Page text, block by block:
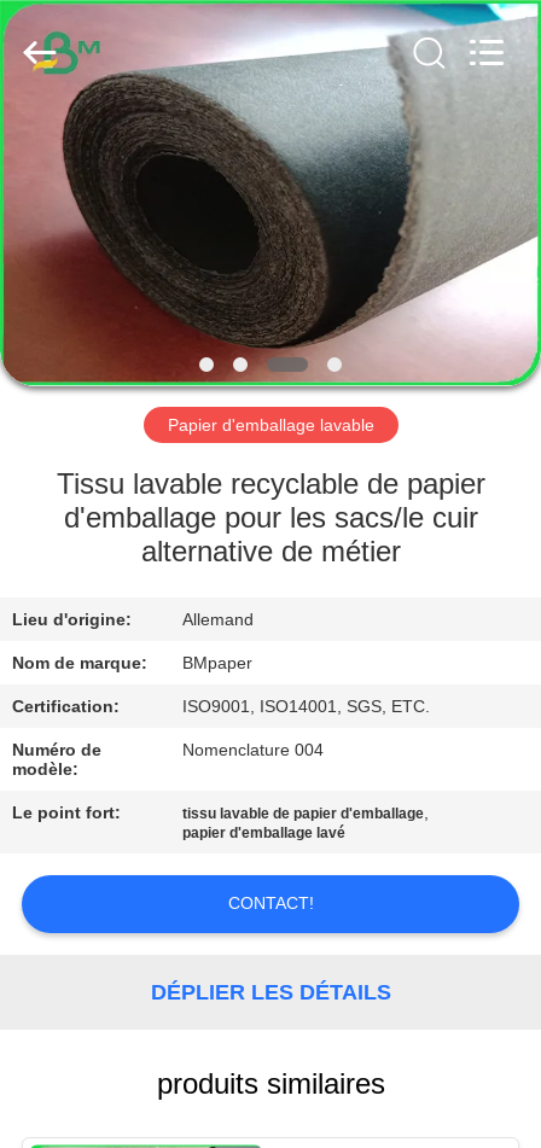
MAISON
PRODUITS
DE
NOUS
VISITE
D'USINE
DE
QUALITÉ
CONTACTEZ-
NOUS
CAS
GUANGZHOU
BMPAPER
CO.,
LTD..
All
Papier d'emballage lavable
Tissu lavable recyclable de papier
d'emballage pour les sacs/le cuir
alternative de métier
Lieu d'origine: Allemand
Nom de marque: BMpaper
Certification: ISO9001, ISO14001, SGS, ETC.
Numéro de
modèle:
Nomenclature 004
Le point fort: tissu lavable de papier d'emballage,
papier d'emballage lavé
CONTACT!
DÉPLIER LES DÉTAILS
produits similaires